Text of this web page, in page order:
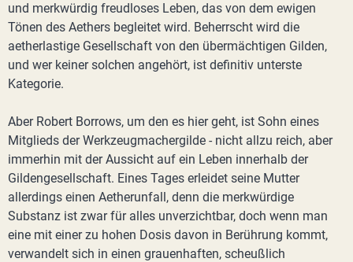
und merkwürdig freudloses Leben, das von dem ewigen
Tönen des Aethers begleitet wird. Beherrscht wird die
aetherlastige Gesellschaft von den übermächtigen Gilden,
und wer keiner solchen angehört, ist definitiv unterste
Kategorie.
Aber Robert Borrows, um den es hier geht, ist Sohn eines
Mitglieds der Werkzeugmachergilde - nicht allzu reich, aber
immerhin mit der Aussicht auf ein Leben innerhalb der
Gildengesellschaft. Eines Tages erleidet seine Mutter
allerdings einen Aetherunfall, denn die merkwürdige
Substanz ist zwar für alles unverzichtbar, doch wenn man
eine mit einer zu hohen Dosis davon in Berührung kommt,
verwandelt sich in einen grauenhaften, scheußlich